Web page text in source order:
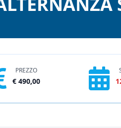
PREZZO
€ 490,00